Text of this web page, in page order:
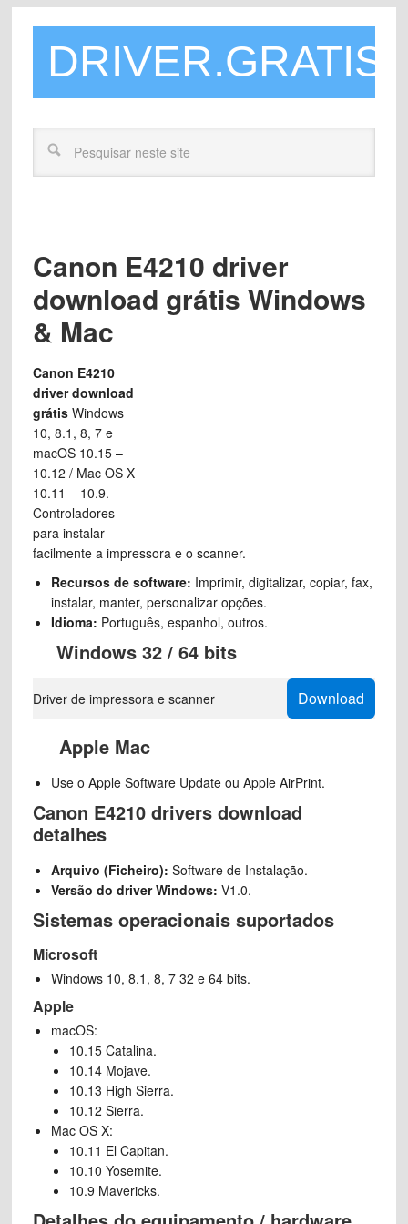
DRIVER.GRATIS
Canon E4210 driver
download grátis Windows
& Mac
Canon E4210
driver download
grátisWindows
10, 8.1, 8, 7 e
macOS 10.15 –
10.12 / Mac OS X
10.11 – 10.9.
Controladores
para instalar
facilmente a impressora e o scanner.
Recursos de software: Imprimir, digitalizar, copiar, fax,
instalar, manter, personalizar opções.
Idioma: Português, espanhol, outros.
Windows 32 / 64 bits
Driver de impressora e scanner Download
Apple Mac
Use o Apple Software Update ou Apple AirPrint.
Canon E4210 drivers download
detalhes
Arquivo (Ficheiro): Software de Instalação.
Versão do driver Windows: V1.0.
Sistemas operacionais suportados
Microsoft
Windows 10, 8.1, 8, 7 32 e 64 bits.
Apple
macOS:
10.15 Catalina.
10.14 Mojave.
10.13 High Sierra.
10.12 Sierra.
Mac OS X:
10.11 El Capitan.
10.10 Yosemite.
10.9 Mavericks.